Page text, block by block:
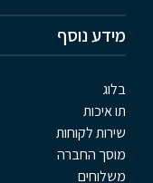
מידע נוסף
בלוג
תו איכות
שירות לקוחות
מוסך החברה
משלוחים